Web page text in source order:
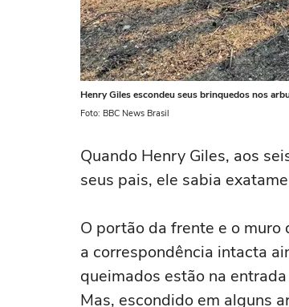
Henry Giles escondeu seus brinquedos nos
Foto: BBC News Brasil
Quando Henry Giles, aos
seus pais, ele sabia
O portão da frente e o
a correspondência intacta
queimados estão na
Mas, escondido em alguns